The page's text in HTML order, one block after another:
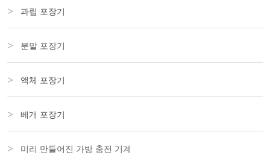
과립 포장기
분말 포장기
액체 포장기
베개 포장기
미리 만들어진 가방 충전 기계